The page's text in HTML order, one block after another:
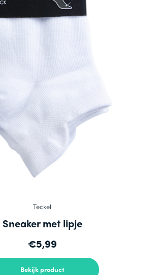
Teckel
Sneaker met lipje
€5,99
Bekijk product